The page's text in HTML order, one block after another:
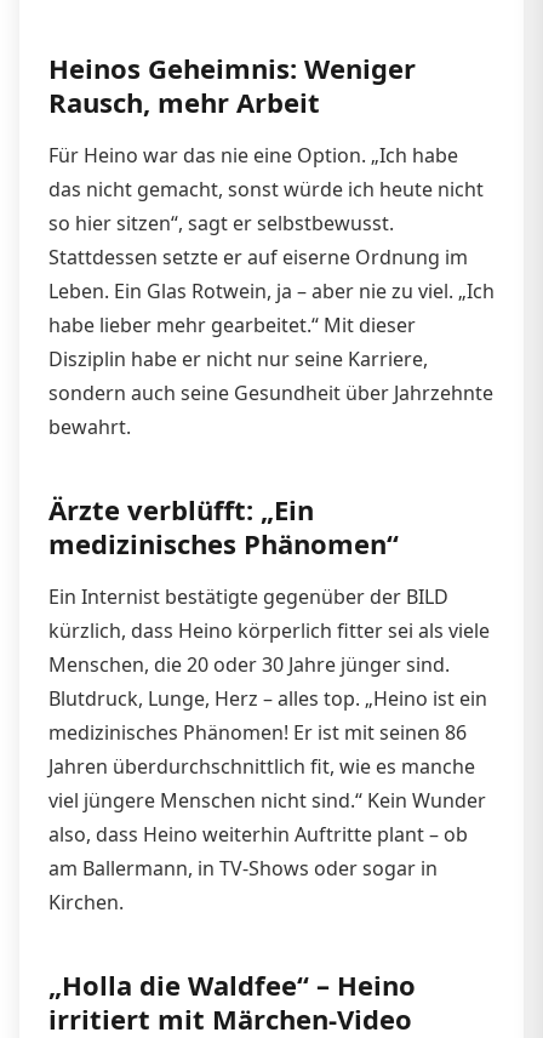
Heinos Geheimnis: Weniger
Rausch, mehr Arbeit
Für Heino war das nie eine Option. „Ich habe
das nicht gemacht, sonst würde ich heute nicht
so hier sitzen“, sagt er selbstbewusst.
Stattdessen setzte er auf eiserne Ordnung im
Leben. Ein Glas Rotwein, ja – aber nie zu viel. „Ich
habe lieber mehr gearbeitet.“ Mit dieser
Disziplin habe er nicht nur seine Karriere,
sondern auch seine Gesundheit über Jahrzehnte
bewahrt.
Ärzte verblüfft: „Ein
medizinisches Phänomen“
Ein Internist bestätigte gegenüber der BILD
kürzlich, dass Heino körperlich fitter sei als viele
Menschen, die 20 oder 30 Jahre jünger sind.
Blutdruck, Lunge, Herz – alles top. „Heino ist ein
medizinisches Phänomen! Er ist mit seinen 86
Jahren überdurchschnittlich fit, wie es manche
viel jüngere Menschen nicht sind.“ Kein Wunder
also, dass Heino weiterhin Auftritte plant – ob
am Ballermann, in TV-Shows oder sogar in
Kirchen.
„Holla die Waldfee“ – Heino
irritiert mit Märchen-Video